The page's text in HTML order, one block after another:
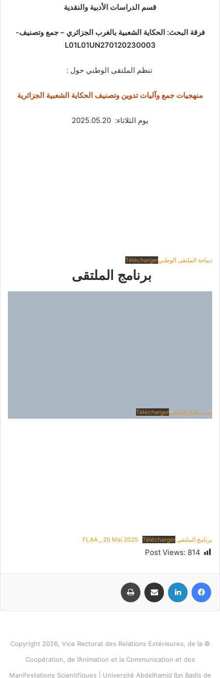
قسم الدراسات الأدبية والنقدية
فرقة البحث: الحكاية الشعبية بالغرب الجزائري – جمع وتصنيف-
L01L01UN270120230003
تنظم الملتقى الوطني حول :
منهجيات جمع وآلياتتدوين وتصنيف الحكاية الشعبية الجزائرية
يوم الثلاثاء: 2025.05.20
ديباجة الملتقى الوطنيTélécharger
برنامج الملتقى
برنــــامج الملتقىTélécharger
برنامج الملتقى FLAA _ 20 Mai 2025Télécharger
Post Views: 814
فيسبوك لينكدإن مشاركة عبر البريد
© Copyright 2026, Vice Rectorat des Relations Extérieures, de la
Coopération, de l’Animation et la Communication et des
Manifestations Scientifiques | Université Abdelhamid Ibn Badis de